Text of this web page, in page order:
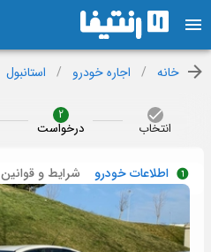
خانه / اجاره خودرو / استانبول
انتخاب
2
درخواست
اطلاعات خودرو شرایط و قوانین